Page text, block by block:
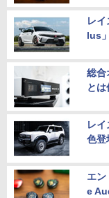
レ
lus
総合
とは
レ
色登
エ
e